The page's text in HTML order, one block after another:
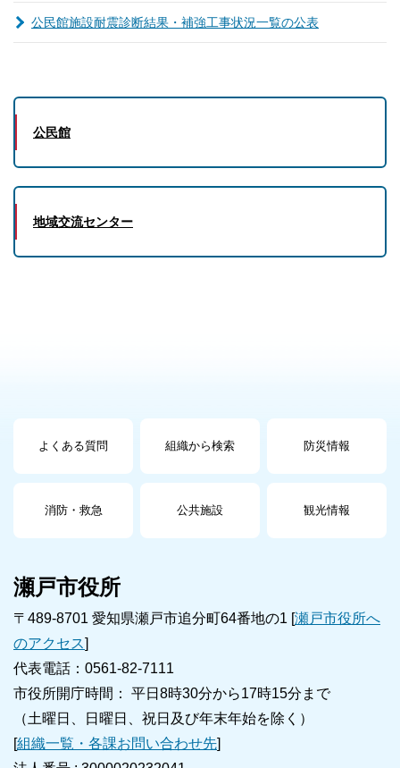
公民館施設耐震診断結果・補強工事状況一覧の公表
公民館
地域交流センター
よくある質問 組織から検索 防災情報
消防・救急 公共施設 観光情報
瀬戸市役所
〒489-8701 愛知県瀬戸市追分町64番地の1 [瀬戸市役所へ
のアクセス]
代表電話：0561-82-7111
市役所開庁時間： 平日8時30分から17時15分まで
（土曜日、日曜日、祝日及び年末年始を除く）
[組織一覧・各課お問い合わせ先]